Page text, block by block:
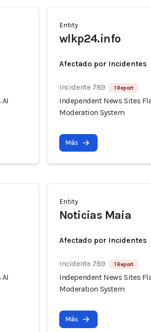
Entity
wlkp24.info
Afectado por Incidentes
Incidente 789 1 Report
Independent News Sites
Moderation System
Más
Entity
Noticias Maia
Afectado por Incidentes
Incidente 789 1 Report
Independent News Sites
Moderation System
Más